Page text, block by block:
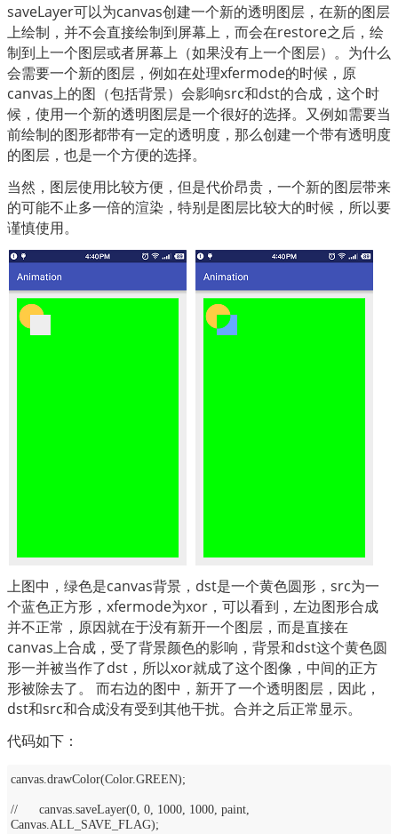
saveLayer可以为canvas创建一个新的透明图层，在新的图层
上绘制，并不会直接绘制到屏幕上，而会在restore之后，绘
制到上一个图层或者屏幕上（如果没有上一个图层）。为什么
会需要一个新的图层，例如在处理xfermode的时候，原
canvas上的图（包括背景）会影响src和dst的合成，这个时
候，使用一个新的透明图层是一个很好的选择。又例如需要当
前绘制的图形都带有一定的透明度，那么创建一个带有透明度
的图层，也是一个方便的选择。
当然，图层使用比较方便，但是代价昂贵，一个新的图层带来
的可能不止多一倍的渲染，特别是图层比较大的时候，所以要
谨慎使用。
上图中，绿色是canvas背景，dst是一个黄色圆形，src为一
个蓝色正方形，xfermode为xor，可以看到，左边图形合成
并不正常，原因就在于没有新开一个图层，而是直接在
canvas上合成，受了背景颜色的影响，背景和dst这个黄色圆
形一并被当作了dst，所以xor就成了这个图像，中间的正方
形被除去了。
而右边的图中，新开了一个透明图层，因此，
dst和src和合成没有受到其他干扰。合并之后正常显示。
代码如下：
canvas.drawColor(Color.GREEN);
// canvas.saveLayer(0, 0, 1000, 1000, paint,
Canvas.ALL_SAVE_FLAG);